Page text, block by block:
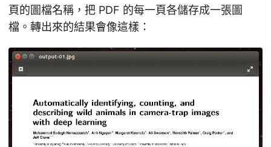
頁的圖檔名稱，把 PDF 的每一頁各儲存成一張圖
檔。轉出來的結果會像這樣：